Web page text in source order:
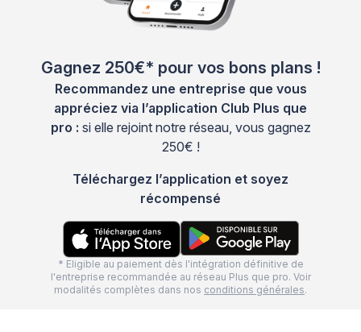
Gagnez 250€* pour vos bons plans !
Recommandez une entreprise que vous
appréciez via l’application Club Plus que
pro : si elle rejoint notre réseau, vous gagnez
250€ !
Téléchargez l’application et soyez
récompensé
* Eligible au paiement dès l'intégration définitive de
l'entreprise recommandée au réseau Plus que pro. Voir
modalités complètes dans nos conditions générales.